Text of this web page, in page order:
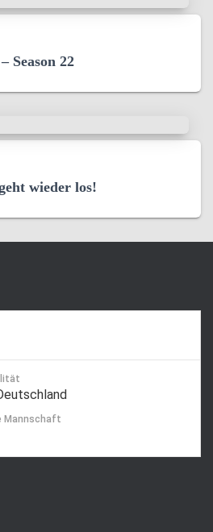
Season 22
wieder los!
Mannschaft